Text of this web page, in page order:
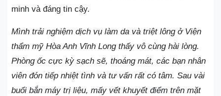
minh và đáng tin cậy.
Mình trải nghiệm dịch vụ làm da và triệt lông ở Viện
thẩm mỹ Hòa Anh Vĩnh Long thấy vô cùng hài lòng.
Phòng ốc cực kỳ sạch sẽ, thoáng mát, các bạn nhân
viên đón tiếp nhiệt tình và tư vấn rất có tâm. Sau vài
buổi bắn máy trị liệu, mấy vết khuyết điểm trên mặt